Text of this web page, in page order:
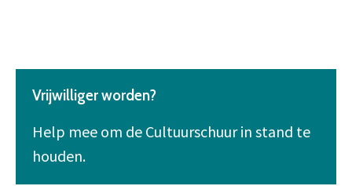
Vrijwilliger worden?
Help mee om de Cultuurschuur in stand te
houden.